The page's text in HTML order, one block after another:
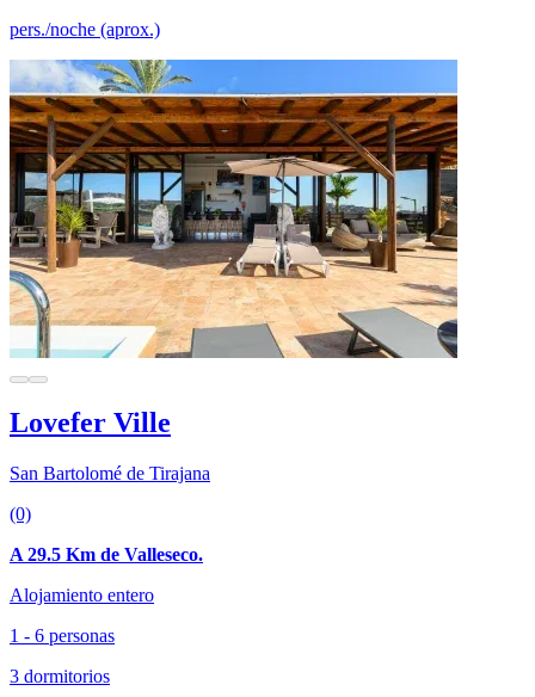
pers./noche (aprox.)
Lovefer Ville
San Bartolomé de Tirajana
(0)
A 29.5 Km de Valleseco.
Alojamiento entero
1 - 6 personas
3 dormitorios